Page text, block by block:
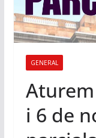
GENERAL
i 6 de